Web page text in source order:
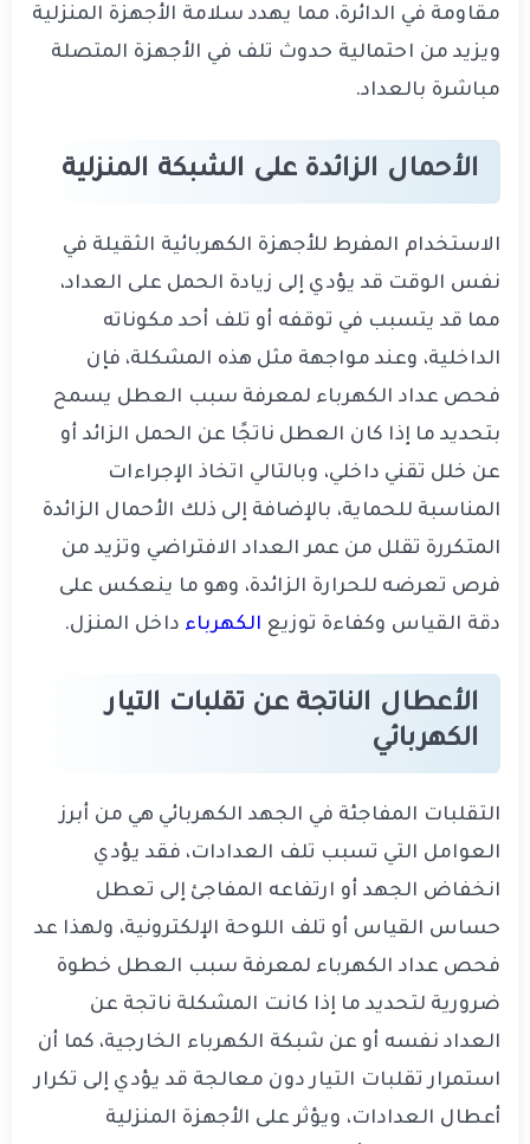
مقاومة في الدائرة، مما يهدد سلامة الأجهزة المنزلية
ويزيد من احتمالية حدوث تلف في الأجهزة المتصلة
مباشرة بالعداد.
الأحمال الزائدة على الشبكة المنزلية
الاستخدام المفرط للأجهزة الكهربائية الثقيلة في
نفس الوقت قد يؤدي إلى زيادة الحمل على العداد،
مما قد يتسبب في توقفه أو تلف أحد مكوناته
الداخلية، وعند مواجهة مثل هذه المشكلة، فإن
فحص عداد الكهرباء لمعرفة سبب العطل يسمح
بتحديد ما إذا كان العطل ناتجًا عن الحمل الزائد أو
عن خلل تقني داخلي، وبالتالي اتخاذ الإجراءات
المناسبة للحماية، بالإضافة إلى ذلك الأحمال الزائدة
المتكررة تقلل من عمر العداد الافتراضي وتزيد من
فرص تعرضه للحرارة الزائدة، وهو ما ينعكس على
دقة القياس وكفاءة توزيع الكهرباء داخل المنزل.
الأعطال الناتجة عن تقلبات التيار
الكهربائي
التقلبات المفاجئة في الجهد الكهربائي هي من أبرز
العوامل التي تسبب تلف العدادات، فقد يؤدي
انخفاض الجهد أو ارتفاعه المفاجئ إلى تعطل
حساس القياس أو تلف اللوحة الإلكترونية، ولهذا عد
فحص عداد الكهرباء لمعرفة سبب العطل خطوة
ضرورية لتحديد ما إذا كانت المشكلة ناتجة عن
العداد نفسه أو عن شبكة الكهرباء الخارجية، كما أن
استمرار تقلبات التيار دون معالجة قد يؤدي إلى تكرار
أعطال العدادات، ويؤثر على الأجهزة المنزلية